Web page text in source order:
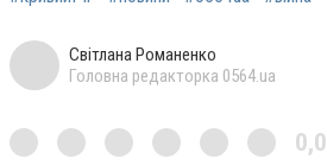
Світлана Романенко
Головна редакторка 0564.ua
0,0